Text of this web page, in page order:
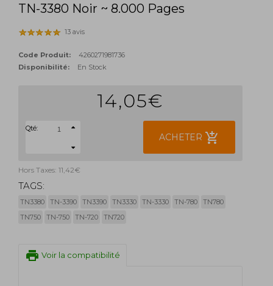
TN-3380 Noir ~ 8.000 Pages
13 avis
Code Produit:
4260271981736
Disponibilité:
En Stock
14,05€
Qté:
ACHETER add_shopping_cart
Hors Taxes: 11,42€
TAGS:
TN3380 TN-3390 TN3390 TN3330 TN-3330 TN-780
TN780
TN750
TN-750 TN-720 TN720
print Voir la compatibilité